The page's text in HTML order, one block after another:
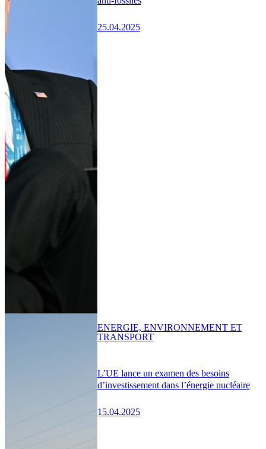
25.04.2025
L’UE lance un examen des besoins
d’investissement dans l’énergie nucléaire
15.04.2025
ENERGIE, ENVIRONNEMENT ET
TRANSPORT